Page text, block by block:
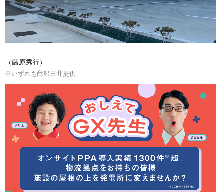
（藤原秀行）
※いずれも商船三井提供